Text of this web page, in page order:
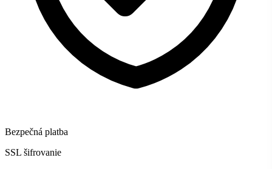
Bezpečná platba
SSL šifrovanie